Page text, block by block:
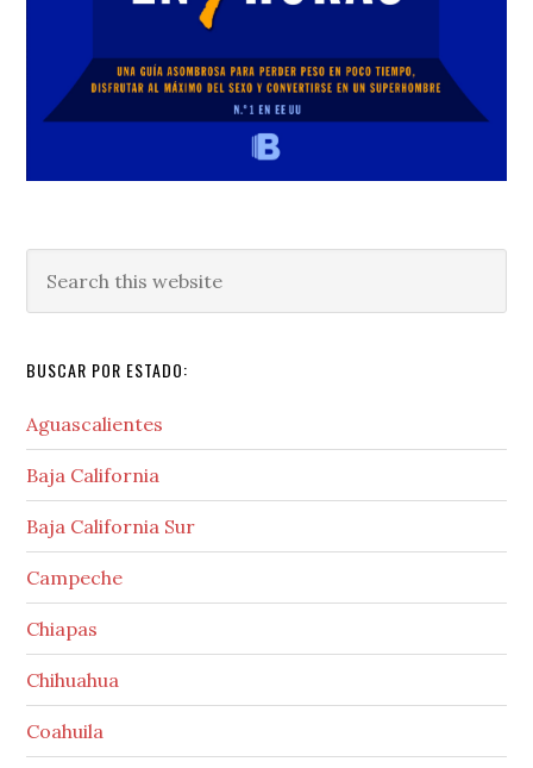
this
BUSCAR POR ESTADO:
Aguascalientes
Baja California
Baja California Sur
Campeche
Chiapas
Chihuahua
Coahuila